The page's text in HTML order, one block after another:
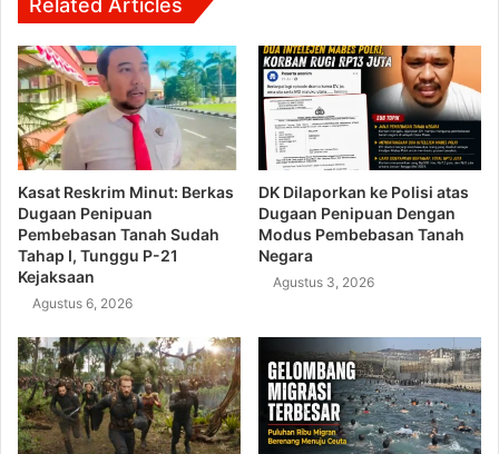
Kasat Reskrim Minut: Berkas
Dugaan Penipuan
Pembebasan Tanah Sudah
Tahap I, Tunggu P-21
Kejaksaan
Agustus 6, 2026
DK Dilaporkan ke Polisi atas
Dugaan Penipuan Dengan
Modus Pembebasan Tanah
Negara
Agustus 3, 2026